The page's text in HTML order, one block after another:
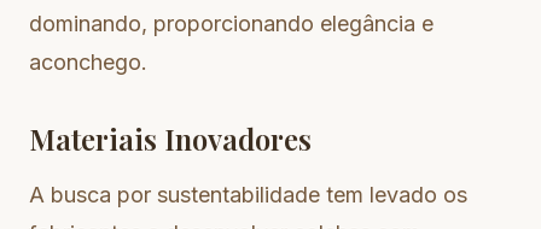
dominando, proporcionando elegância e
aconchego.
Materiais Inovadores
A busca por sustentabilidade tem levado os